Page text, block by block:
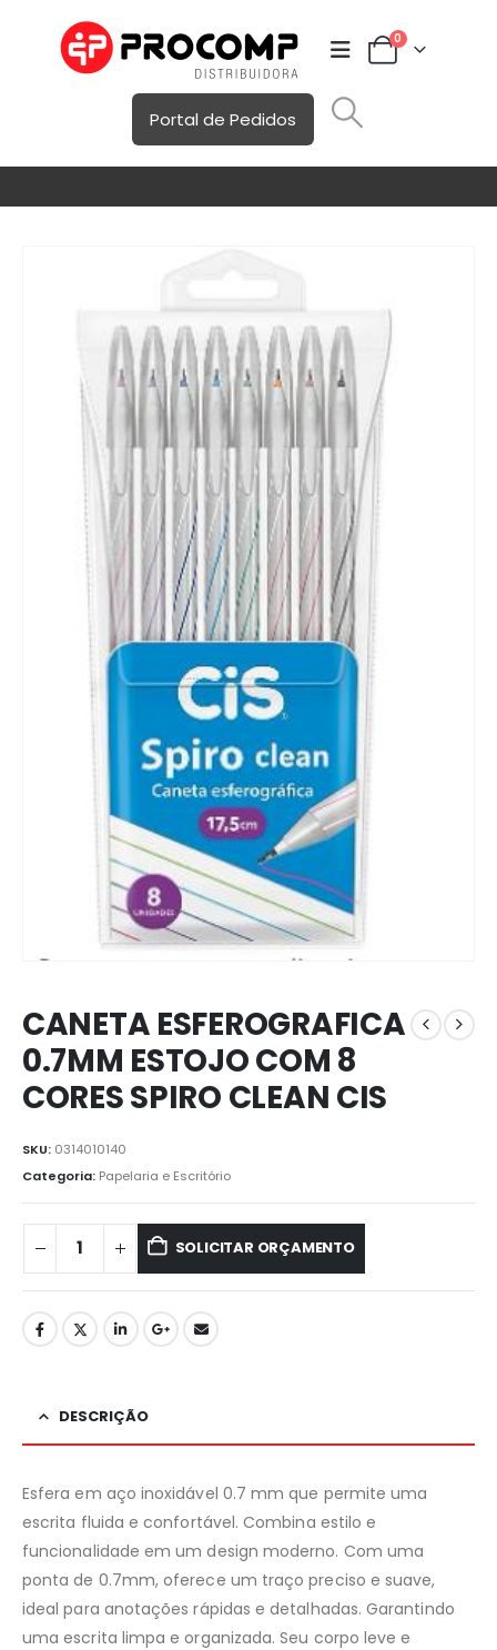
0
Portal de Pedidos
CANETA ESFEROGRAFICA
0.7MM ESTOJO COM 8
CORES SPIRO CLEAN CIS
SKU: 0314010140
Categoria: Papelaria e Escritório
SOLICITAR ORÇAMENTO
DESCRIÇÃO
Esfera em aço inoxidável 0.7 mm que permite uma
escrita fluida e confortável. Combina estilo e
funcionalidade em um design moderno. Com uma
ponta de 0.7mm, oferece um traço preciso e suave,
ideal para anotações rápidas e detalhadas. Garantindo
uma escrita limpa e organizada. Seu corpo leve e